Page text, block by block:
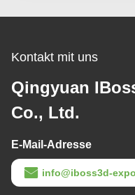
Kontakt mit uns
Qingyuan
Co., Ltd.
E-Mail-Adresse
info@iboss3d-